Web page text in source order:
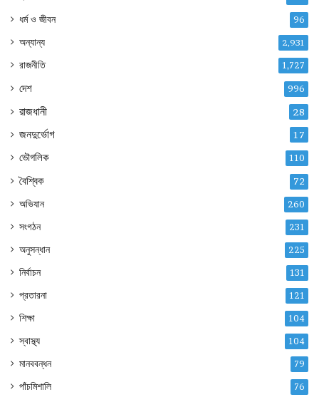
ধর্ম ও জীবন 96
অন্যান্য 2,931
রাজনীতি 1,727
দেশ 996
রাজধানী 28
জনদুর্ভোগ 17
ভৌগলিক 110
বৈশ্বিক 72
অভিযান 260
সংগঠন 231
অনুসন্ধান 225
নির্বাচন 131
প্রতারনা 121
শিক্ষা 104
স্বাস্থ্য 104
মানববন্ধন 79
পাঁচমিশালি 76